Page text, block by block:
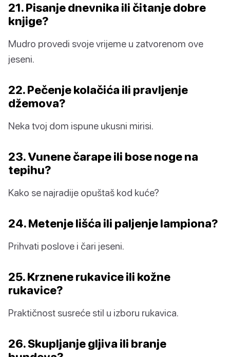
21. Pisanje dnevnika ili čitanje dobre
knjige?
Mudro provedi svoje vrijeme u zatvorenom ove
jeseni.
22. Pečenje kolačića ili pravljenje
džemova?
Neka tvoj dom ispune ukusni mirisi.
23. Vunene čarape ili bose noge na
tepihu?
Kako se najradije opuštaš kod kuće?
24. Metenje lišća ili paljenje lampiona?
Prihvati poslove i čari jeseni.
25. Krznene rukavice ili kožne
rukavice?
Praktičnost susreće stil u izboru rukavica.
26. Skupljanje gljiva ili branje